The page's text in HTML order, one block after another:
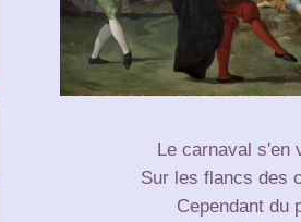
Le carnaval s'en
Sur les flancs des
Cependant du